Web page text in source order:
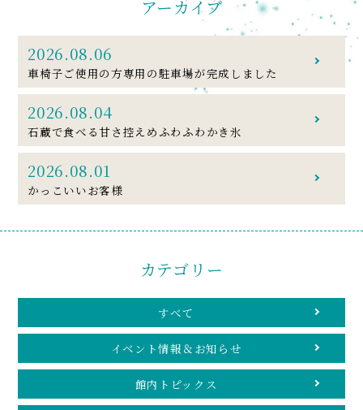
アーカイブ
2026.08.06
車椅子ご使用の方専用の駐車場が完成しました
2026.08.04
石蔵で食べる甘さ控えめふわふわかき氷
2026.08.01
かっこいいお客様
カテゴリー
すべて
イベント情報＆お知らせ
館内トピックス